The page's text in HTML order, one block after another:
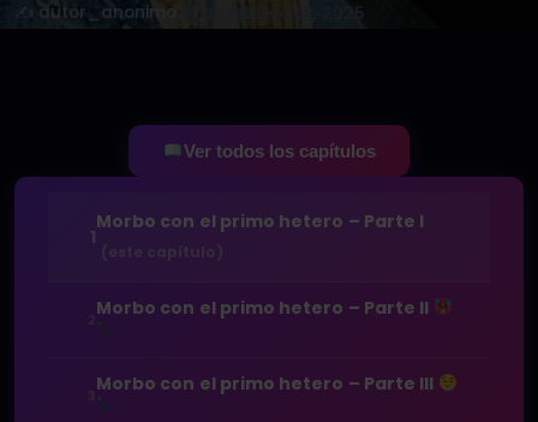
✍️ autor_anonimo 16 de febrero de 2025
Ver todos los capítulos
1
Morbo con el primo hetero – Parte I
Morbo con el primo hetero – Parte II
Morbo con el primo hetero – Parte III